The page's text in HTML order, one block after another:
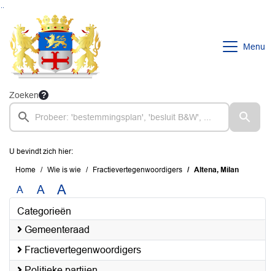
Ga naar de inhoud van deze pagina
Ga naar het zoeken
Ga naar het menu
Menu
Zoeken
U bevindt zich hier:
Home Wie is wie Fractievertegenwoordigers Altena, Milan
A A A
Categorieën
Gemeenteraad
Fractievertegenwoordigers